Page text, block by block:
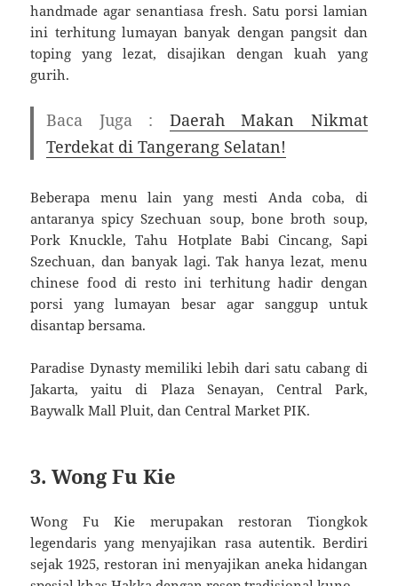
handmade agar senantiasa fresh. Satu porsi lamian
ini terhitung lumayan banyak dengan pangsit dan
toping yang lezat, disajikan dengan kuah yang
gurih.
Baca Juga : Daerah Makan Nikmat
Terdekat di Tangerang Selatan!
Beberapa menu lain yang mesti Anda coba, di
antaranya spicy Szechuan soup, bone broth soup,
Pork Knuckle, Tahu Hotplate Babi Cincang, Sapi
Szechuan, dan banyak lagi. Tak hanya lezat, menu
chinese food di resto ini terhitung hadir dengan
porsi yang lumayan besar agar sanggup untuk
disantap bersama.
Paradise Dynasty memiliki lebih dari satu cabang di
Jakarta, yaitu di Plaza Senayan, Central Park,
Baywalk Mall Pluit, dan Central Market PIK.
3. Wong Fu Kie
Wong Fu Kie merupakan restoran Tiongkok
legendaris yang menyajikan rasa autentik. Berdiri
sejak 1925, restoran ini menyajikan aneka hidangan